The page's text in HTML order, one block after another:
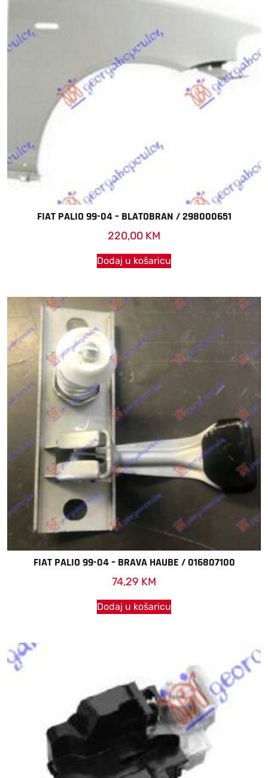
FIAT PALIO 99-04 – BLATOBRAN / 298000651
220,00 KM
Dodaj u košaricu
FIAT PALIO 99-04 – BRAVA HAUBE / 016807100
74,29 KM
Dodaj u košaricu